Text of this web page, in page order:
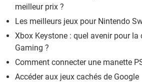
meilleur prix ?
Les meilleurs jeux pour Nintendo
Xbox Keystone : quel avenir pour la
Gaming ?
Comment connecter une manette
Accéder aux jeux cachés de Google